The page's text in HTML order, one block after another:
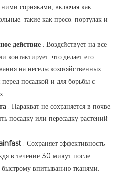
сорняками, включая как
такие как просо, портулак и
действие : Воздействует на все
контактирует, что делает его
на несельскохозяйственных
посадкой и для борьбы с
: Паракват не сохраняется в почве,
посадку или пересадку растений
: Сохраняет эффективность
в течение 30 минут после
быстрому впитыванию тканями.